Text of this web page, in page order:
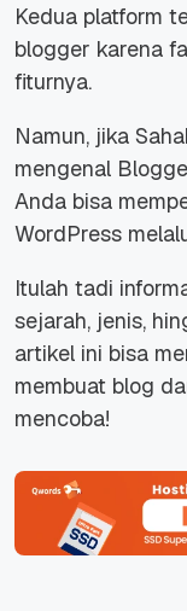
Kedua platform
blogger karena
fiturnya.
Namun, jika
mengenal
Anda bisa
WordPress
Itulah tadi
sejarah, jenis,
artikel ini bisa
membuat blog
mencoba!